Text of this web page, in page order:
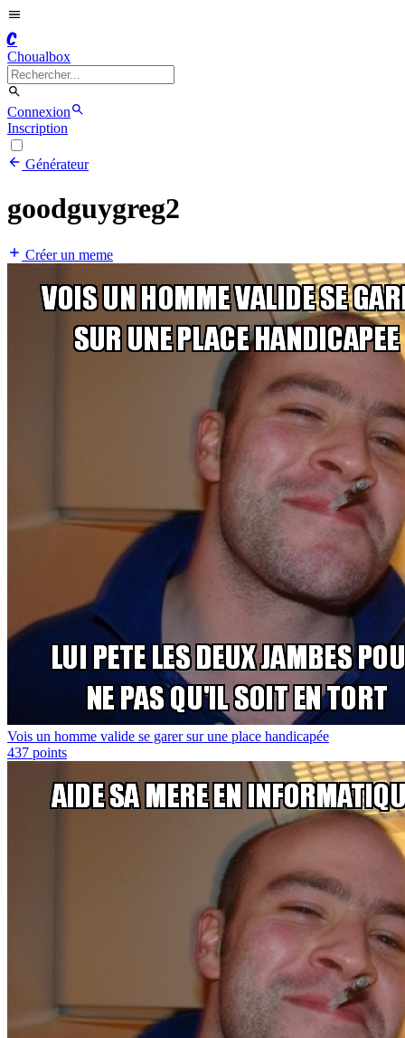
C
Choualbox
Connexion
Inscription
Générateur
goodguygreg2
Créer un meme
Vois un homme valide se garer sur une place handicapée
437 points